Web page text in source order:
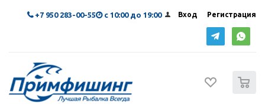
Вход Регистрация
+7 950 283-00-55 с 10:00 до 19:00